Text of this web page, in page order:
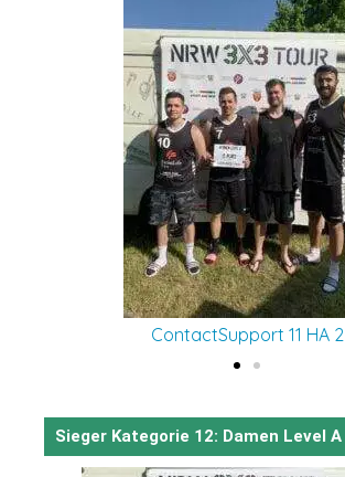
ContactSupport 11 HA 2
Sieger Kategorie 12: Damen Level A